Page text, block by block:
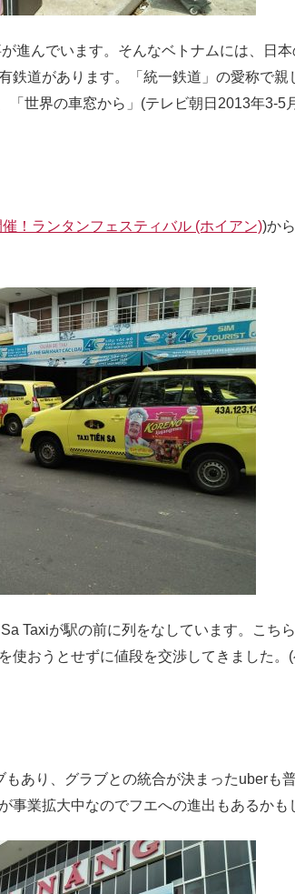
進んでいます。そんなベトナムには、日
鉄道があります。「統一鉄道」の愛称で親
世界の車窓から」(テレビ朝日2013年3-5
！ランタンフェスティバル (ホイアン))か
Taxiが駅の前に列をなしています。こち
使おうとせずに値段を交渉してきました。
あり、グラブとの統合が決まったuberも
業拡大中なのでフエへの進出もあるかも